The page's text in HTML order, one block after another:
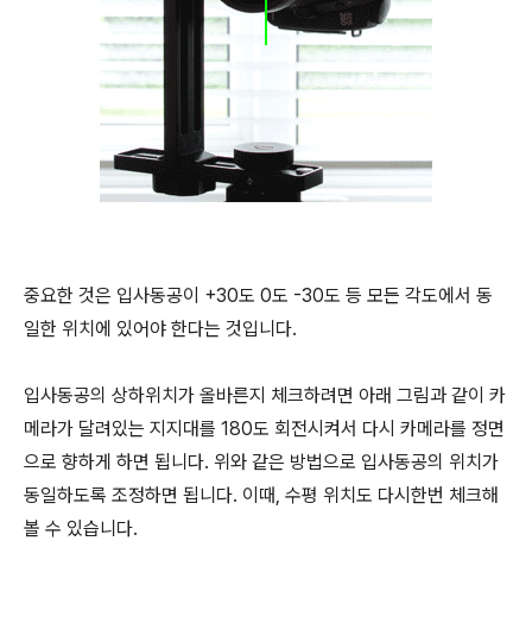
중요한 것은 입사동공이 +30도 0도 -30도 등 모든 각도에서 동
일한 위치에 있어야 한다는 것입니다.
입사동공의 상하위치가 올바른지 체크하려면 아래 그림과 같이 카
메라가 달려있는 지지대를 180도 회전시켜서 다시 카메라를 정면
으로 향하게 하면 됩니다. 위와 같은 방법으로 입사동공의 위치가
동일하도록 조정하면 됩니다. 이때, 수평 위치도 다시한번 체크해
볼 수 있습니다.